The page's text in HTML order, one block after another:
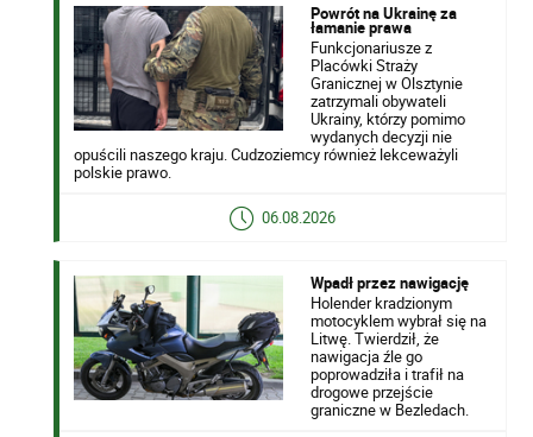
Powrót na Ukrainę za
łamanie prawa
Funkcjonariusze z
Placówki Straży
Granicznej w Olsztynie
zatrzymali obywateli
Ukrainy, którzy pomimo
wydanych decyzji nie
opuścili naszego kraju. Cudzoziemcy również lekceważyli
polskie prawo.
06.08.2026
Wpadł przez nawigację
Holender kradzionym
motocyklem wybrał się na
Litwę. Twierdził, że
nawigacja źle go
poprowadziła i trafił na
drogowe przejście
graniczne w Bezledach.